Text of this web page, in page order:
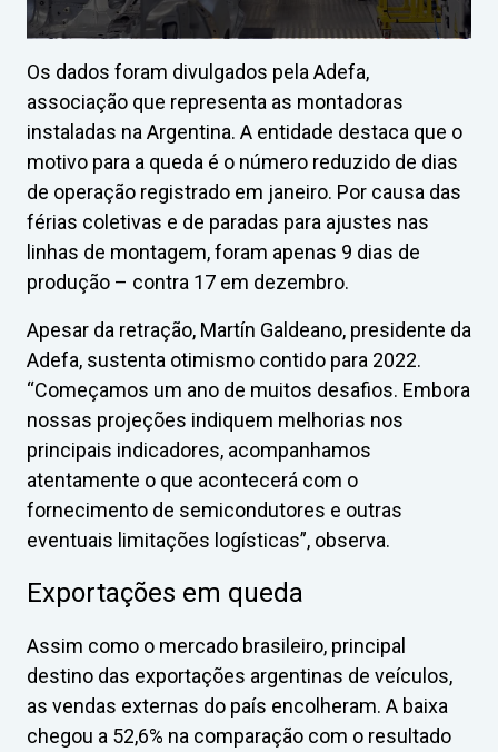
Os dados foram divulgados pela Adefa,
associação que representa as montadoras
instaladas na Argentina. A entidade destaca que o
motivo para a queda é o número reduzido de dias
de operação registrado em janeiro. Por causa das
férias coletivas e de paradas para ajustes nas
linhas de montagem, foram apenas 9 dias de
produção – contra 17 em dezembro.
Apesar da retração, Martín Galdeano, presidente da
Adefa, sustenta otimismo contido para 2022.
“Começamos um ano de muitos desafios. Embora
nossas projeções indiquem melhorias nos
principais indicadores, acompanhamos
atentamente o que acontecerá com o
fornecimento de semicondutores e outras
eventuais limitações logísticas”, observa.
Exportações em queda
Assim como o mercado brasileiro, principal
destino das exportações argentinas de veículos,
as vendas externas do país encolheram. A baixa
chegou a 52,6% na comparação com o resultado